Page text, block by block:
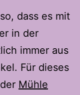
dass es mit
in der
immer aus
Für dieses
Mühle